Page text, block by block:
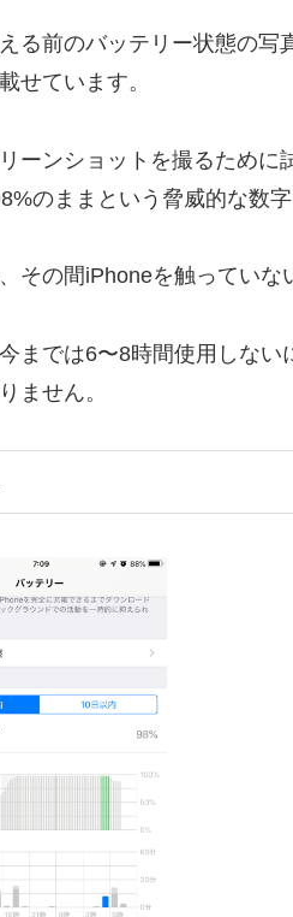
る前のバッテリー状態の写
せています。
ーンショットを撮るために
のままという脅威的な数字
その間iPhoneを触っていな
までは6〜8時間使用しな
ません。